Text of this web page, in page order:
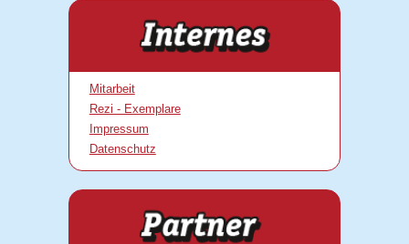
Mitarbeit
Rezi - Exemplare
Impressum
Datenschutz